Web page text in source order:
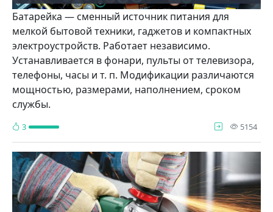
Батарейка — сменный источник питания для
мелкой бытовой техники, гаджетов и компактных
электроустройств. Работает независимо.
Устанавливается в фонари, пульты от телевизора,
телефоны, часы и т. п. Модификации различаются
мощностью, размерами, наполнением, сроком
службы.
3 5154